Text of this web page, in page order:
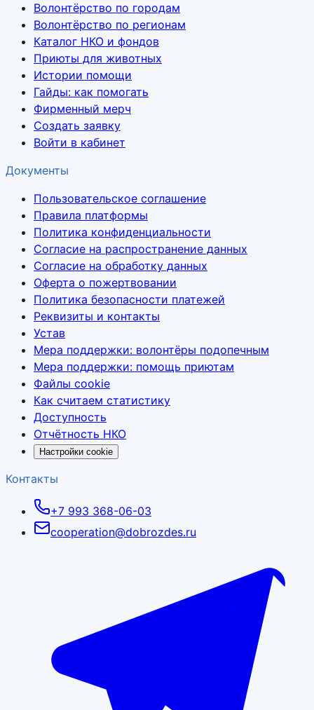
Волонтёрство по городам
Волонтёрство по регионам
Каталог НКО и фондов
Приюты для животных
Истории помощи
Гайды: как помогать
Фирменный мерч
Создать заявку
Войти в кабинет
Документы
Пользовательское соглашение
Правила платформы
Политика конфиденциальности
Согласие на распространение данных
Согласие на обработку данных
Оферта о пожертвовании
Политика безопасности платежей
Реквизиты и контакты
Устав
Мера поддержки: волонтёры подопечным
Мера поддержки: помощь приютам
Файлы cookie
Как считаем статистику
Доступность
Отчётность НКО
Настройки cookie
Контакты
+7 993 368-06-03
cooperation@dobrozdes.ru